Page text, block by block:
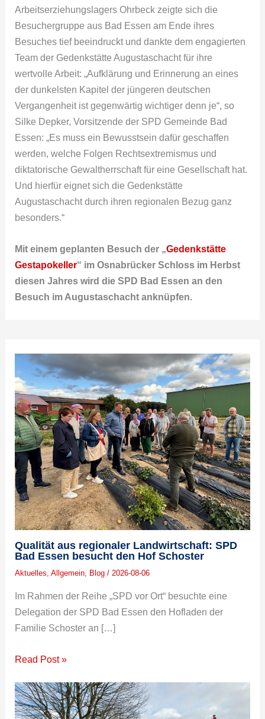
Arbeitserziehungslagers Ohrbeck zeigte sich die
Besuchergruppe aus Bad Essen am Ende ihres
Besuches tief beeindruckt und dankte dem engagierten
Team der Gedenkstätte Augustaschacht für ihre
wertvolle Arbeit: „Aufklärung und Erinnerung an eines
der dunkelsten Kapitel der jüngeren deutschen
Vergangenheit ist gegenwärtig wichtiger denn je“, so
Silke Depker, Vorsitzende der SPD Gemeinde Bad
Essen: „Es muss ein Bewusstsein dafür geschaffen
werden, welche Folgen Rechtsextremismus und
diktatorische Gewaltherrschaft für eine Gesellschaft hat.
Und hierfür eignet sich die Gedenkstätte
Augustaschacht durch ihren regionalen Bezug ganz
besonders.“
Mit einem geplanten Besuch der „Gedenkstätte
Gestapokeller“ im Osnabrücker Schloss im Herbst
diesen Jahres wird die SPD Bad Essen an den
Besuch im Augustaschacht anknüpfen.
Qualität aus regionaler Landwirtschaft: SPD
Bad Essen besucht den Hof Schoster
Aktuelles ,Allgemein Blog / 2026-08-06
Im Rahmen der Reihe „SPD vor Ort“ besuchte eine
Delegation der SPD Bad Essen den Hofladen der
Familie Schoster an […]
Read Post »